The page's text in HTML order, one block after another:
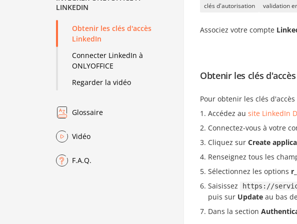
LINKEDIN
Obtenir les clés d'accès
LinkedIn
Connecter LinkedIn à
ONLYOFFICE
Regarder la vidéo
Glossaire
Vidéo
F.A.Q.
clés d'autorisation validation
Associez votre compte
Obtenir les clés
Pour obtenir les clés
Accédez au site LinkedIn
Connectez-vous à votre
Cliquez sur Create
Renseignez tous les
Sélectionnez les options
Saisissez
https://
puis sur Update au bas
Dans la section